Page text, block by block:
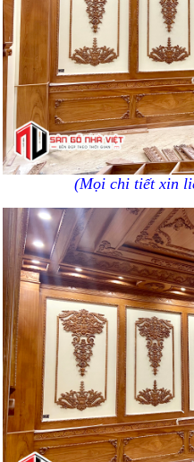
(Mọi chi tiết xin